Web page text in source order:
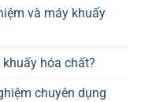
và máy khuấy
hóa chất?
chuyên dụng